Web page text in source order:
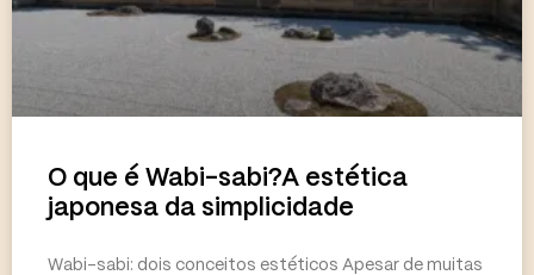
O que é Wabi-sabi?A estética
japonesa da simplicidade
Wabi-sabi: dois conceitos estéticos Apesar de muitas